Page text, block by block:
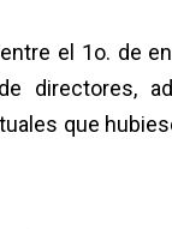
el 1o. de
directores,
que